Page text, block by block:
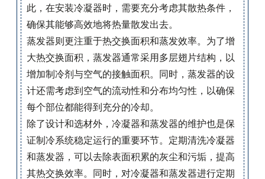
此，在安装冷凝器时，需要充分考虑其散热条件，
确保其能够高效地将热量散发出去。
蒸发器则更注重于热交换面积和蒸发效率。为了增
大热交换面积，蒸发器通常采用多层翅片结构，以
增加制冷剂与空气的接触面积。同时，蒸发器的设
计还需考虑到空气的流动性和分布均匀性，以确保
每个部位都能得到充分的冷却。
除了设计和选材外，冷凝器和蒸发器的维护也是保
证制冷系统稳定运行的重要环节。定期清洗冷凝器
和蒸发器，可以去除表面积累的灰尘和污垢，提高
其热交换效率。同时，对冷凝器和蒸发器进行定期